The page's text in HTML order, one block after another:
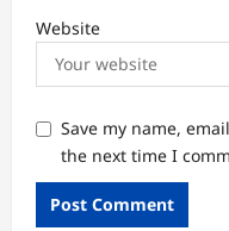
Website
Save my name,
the next time I